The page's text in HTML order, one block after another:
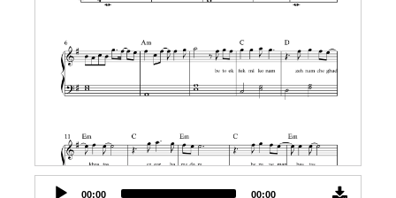
Audio
00:00 00:00